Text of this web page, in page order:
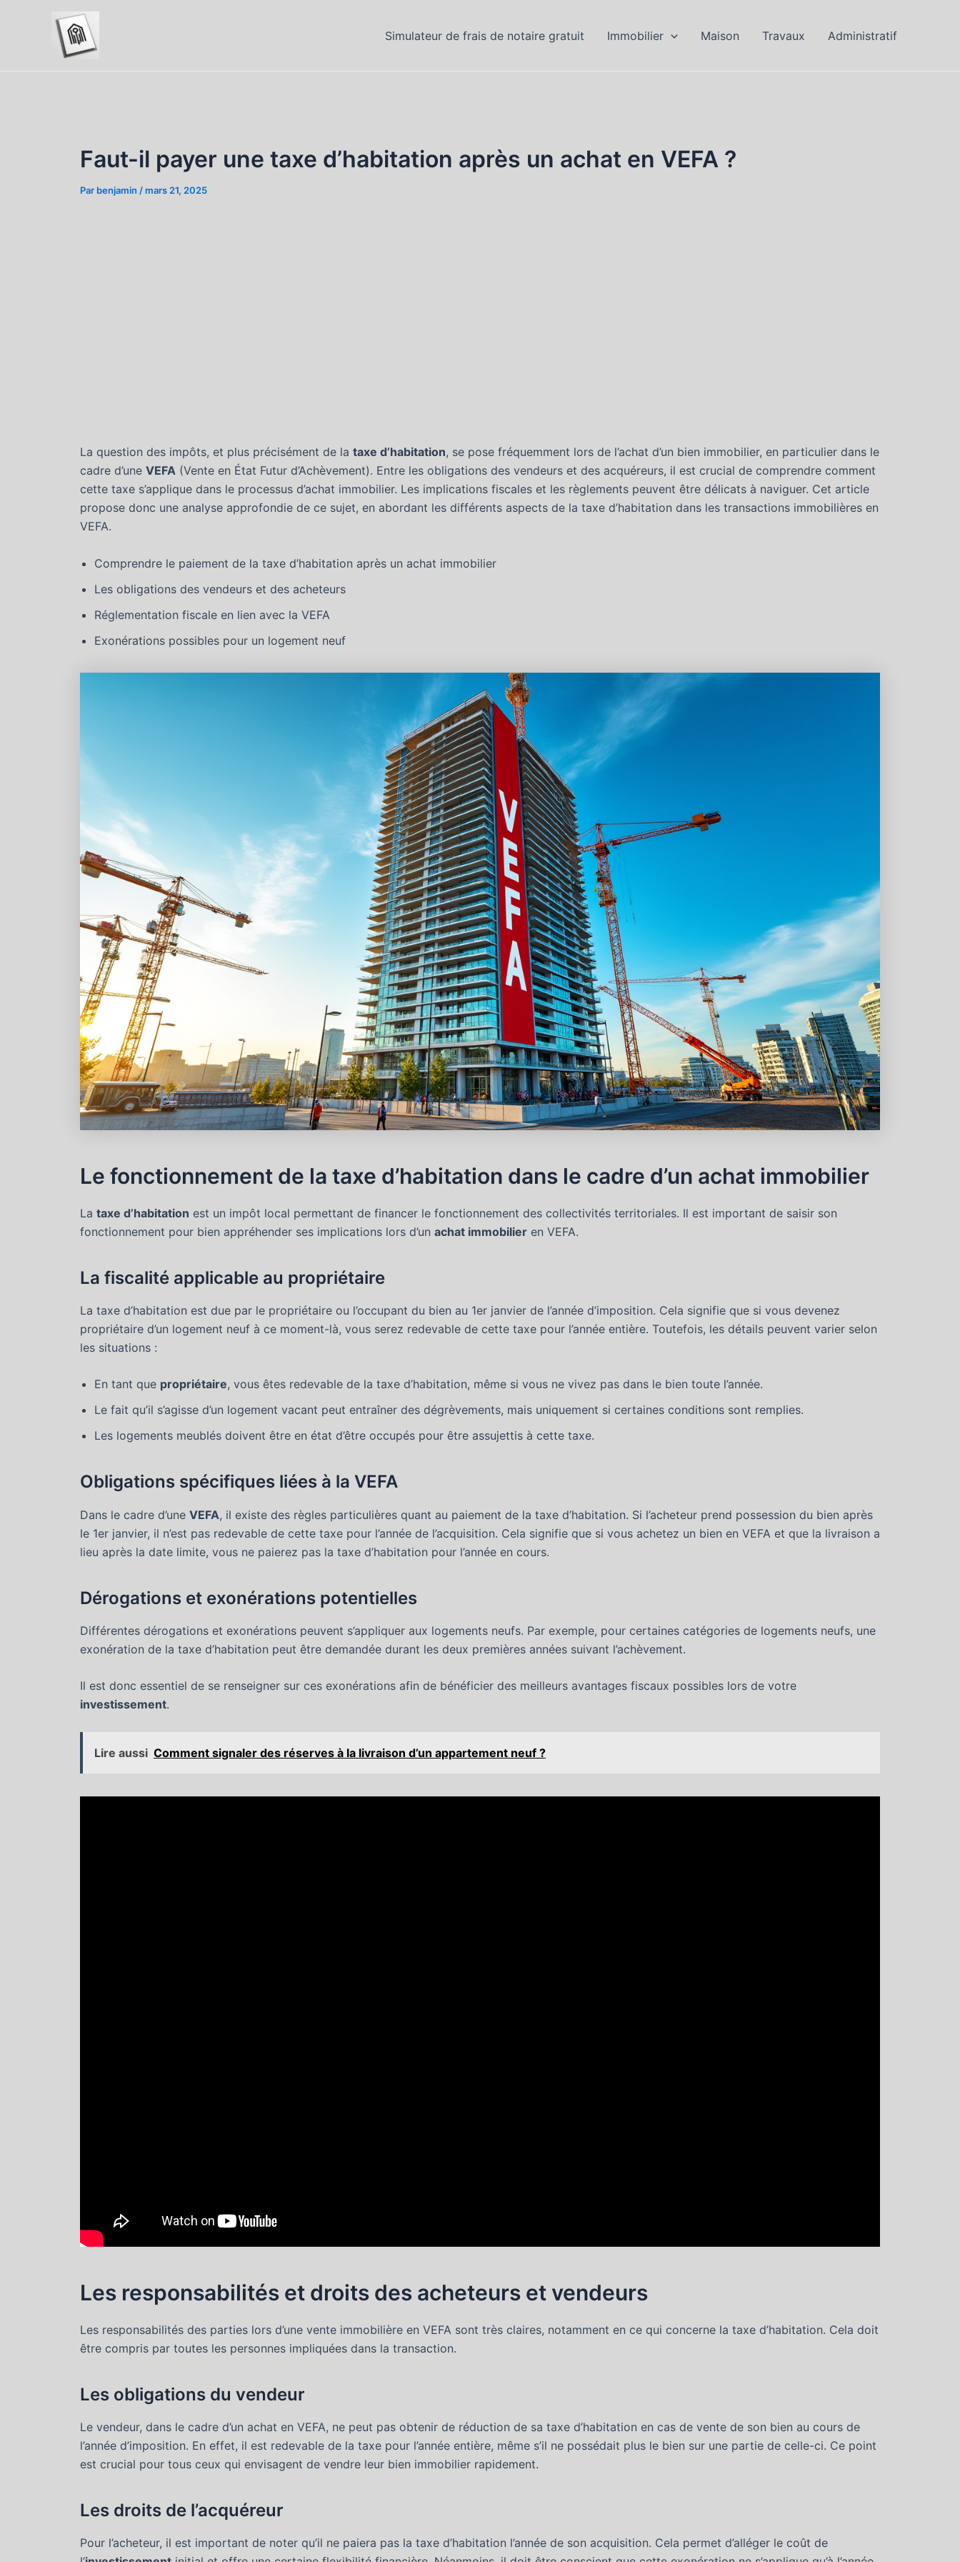
Simulateur de frais de notaire gratuit Immobilier Maison Travaux Administratif
Faut-il payer une taxe d’habitation après un achat en VEFA ?
Par benjamin /mars 21, 2025
La question des impôts, et plus précisément de la taxe d’habitation, se pose fréquemment lors de l’achat d’un bien immobilier, en particulier dans le
cadre d’une VEFA (Vente en État Futur d’Achèvement). Entre les obligations des vendeurs et des acquéreurs, il est crucial de comprendre comment
cette taxe s’applique dans le processus d’achat immobilier. Les implications fiscales et les règlements peuvent être délicats à naviguer. Cet article
propose donc une analyse approfondie de ce sujet, en abordant les différents aspects de la taxe d’habitation dans les transactions immobilières en
VEFA.
Comprendre le paiement de la taxe d’habitation après un achat immobilier
Les obligations des vendeurs et des acheteurs
Réglementation fiscale en lien avec la VEFA
Exonérations possibles pour un logement neuf
Le fonctionnement de la taxe d’habitation dans le cadre d’un achat immobilier
La taxe d’habitation est un impôt local permettant de financer le fonctionnement des collectivités territoriales. Il est important de saisir son
fonctionnement pour bien appréhender ses implications lors d’un achat immobilier en VEFA.
La fiscalité applicable au propriétaire
La taxe d’habitation est due par le propriétaire ou l’occupant du bien au 1er janvier de l’année d’imposition. Cela signifie que si vous devenez
propriétaire d’un logement neuf à ce moment-là, vous serez redevable de cette taxe pour l’année entière. Toutefois, les détails peuvent varier selon
les situations :
En tant que propriétaire, vous êtes redevable de la taxe d’habitation, même si vous ne vivez pas dans le bien toute l’année.
Le fait qu’il s’agisse d’un logement vacant peut entraîner des dégrèvements, mais uniquement si certaines conditions sont remplies.
Les logements meublés doivent être en état d’être occupés pour être assujettis à cette taxe.
Obligations spécifiques liées à la VEFA
Dans le cadre d’une VEFA, il existe des règles particulières quant au paiement de la taxe d’habitation. Si l’acheteur prend possession du bien après
le 1er janvier, il n’est pas redevable de cette taxe pour l’année de l’acquisition. Cela signifie que si vous achetez un bien en VEFA et que la livraison a
lieu après la date limite, vous ne paierez pas la taxe d’habitation pour l’année en cours.
Dérogations et exonérations potentielles
Différentes dérogations et exonérations peuvent s’appliquer aux logements neufs. Par exemple, pour certaines catégories de logements neufs, une
exonération de la taxe d’habitation peut être demandée durant les deux premières années suivant l’achèvement.
Il est donc essentiel de se renseigner sur ces exonérations afin de bénéficier des meilleurs avantages fiscaux possibles lors de votre
investissement.
Lire aussi Comment signaler des réserves à la livraison d’un appartement neuf ?
Les responsabilités et droits des acheteurs et vendeurs
Les responsabilités des parties lors d’une vente immobilière en VEFA sont très claires, notamment en ce qui concerne la taxe d’habitation. Cela doit
être compris par toutes les personnes impliquées dans la transaction.
Les obligations du vendeur
Le vendeur, dans le cadre d’un achat en VEFA, ne peut pas obtenir de réduction de sa taxe d’habitation en cas de vente de son bien au cours de
l’année d’imposition. En effet, il est redevable de la taxe pour l’année entière, même s’il ne possédait plus le bien sur une partie de celle-ci. Ce point
est crucial pour tous ceux qui envisagent de vendre leur bien immobilier rapidement.
Les droits de l’acquéreur
Pour l’acheteur, il est important de noter qu’il ne paiera pas la taxe d’habitation l’année de son acquisition. Cela permet d’alléger le coût de